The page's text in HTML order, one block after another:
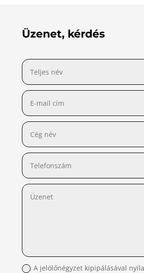
Üzenet, kérdés
A jelölőnégyzet kipipálásával